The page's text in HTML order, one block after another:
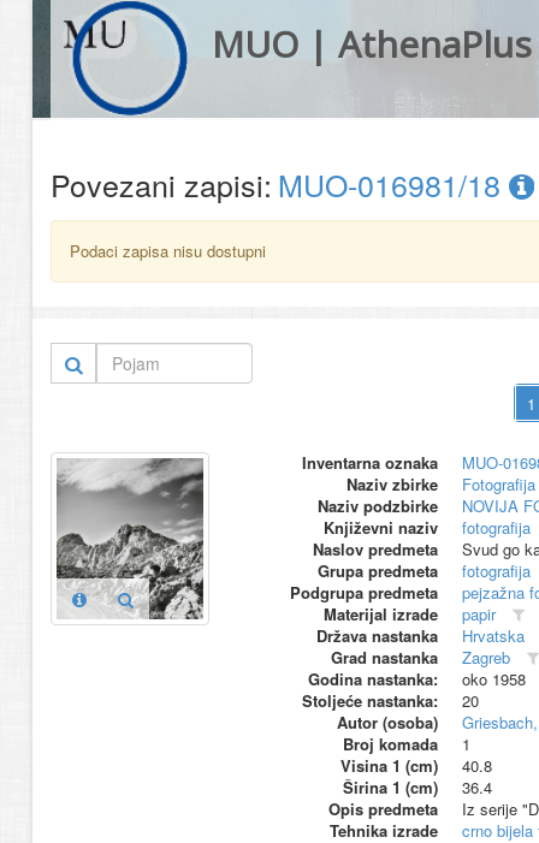
MUO | AthenaPlus
Povezani zapisi: MUO-016981/18
Podaci zapisa nisu dostupni
Inventarna oznaka
MUO-
Naziv zbirke
Naziv podzbirke
NOVIJA
Književni naziv
fotografija
Naslov predmeta
Svud go
Grupa predmeta
fotografija
Podgrupa predmeta
pejzažna
Materijal izrade
papir
Država nastanka
Hrvatska
Grad nastanka
Zagreb
Godina nastanka:
oko 1958
Stoljeće nastanka:
20
Autor (osoba)
Broj komada
1
Visina 1 (cm)
40.8
Širina 1 (cm)
36.4
Opis predmeta
Iz serije
Tehnika izrade
crno bijela